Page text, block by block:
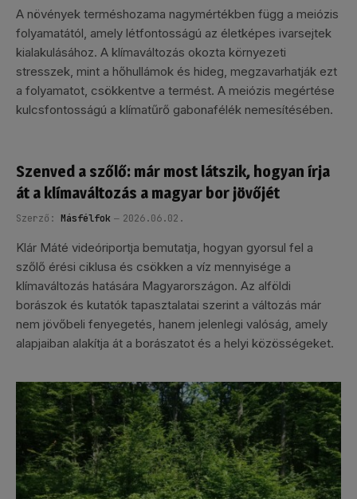
A növények terméshozama nagymértékben függ a meiózis
folyamatától, amely létfontosságú az életképes ivarsejtek
kialakulásához. A klímaváltozás okozta környezeti
stresszek, mint a hőhullámok és hideg, megzavarhatják ezt
a folyamatot, csökkentve a termést. A meiózis megértése
kulcsfontosságú a klímatűrő gabonafélék nemesítésében.
Szenved a szőlő: már most látszik, hogyan írja
át a klímaváltozás a magyar bor jövőjét
Szerző: Másfélfok 2026.06.02.
Klár Máté videóriportja bemutatja, hogyan gyorsul fel a
szőlő érési ciklusa és csökken a víz mennyisége a
klímaváltozás hatására Magyarországon. Az alföldi
borászok és kutatók tapasztalatai szerint a változás már
nem jövőbeli fenyegetés, hanem jelenlegi valóság, amely
alapjaiban alakítja át a borászatot és a helyi közösségeket.